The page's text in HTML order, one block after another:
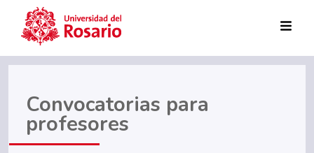
Pasar al contenido principal
Convocatorias para
profesores